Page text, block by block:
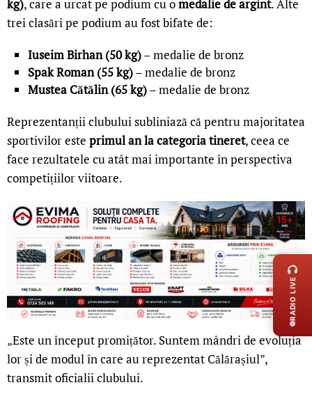
kg), care a urcat pe podium cu omedalie de argint. Alte
trei clasări pe podium au fost bifate de:
Iuseim Birhan (50 kg)– medalie de bronz
Spak Roman (55 kg)– medalie de bronz
Mustea Cătălin (65 kg)– medalie de bronz
Reprezentanții clubului subliniază că pentru majoritatea
sportivilor este primul an la categoria tineret, ceea ce
face rezultatele cu atât mai importante în perspectiva
competițiilor viitoare.
„Este un început promițător. Suntem mândri de evoluția
lor și de modul în care au reprezentat Călărașiul”,
transmit oficialii clubului.
LIVE
RADIO LIVE